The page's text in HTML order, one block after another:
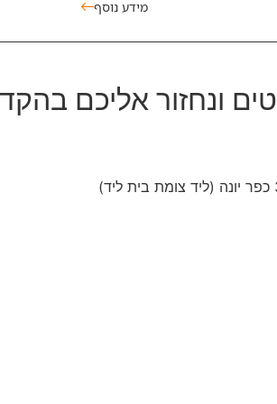
מידע נוסף
ונחזור אליכם